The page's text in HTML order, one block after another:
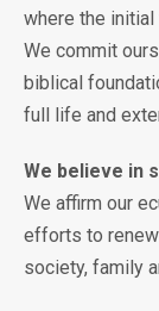
where the
We commit
biblical
full life and
We believe in
We affirm our
efforts to renew
society, family